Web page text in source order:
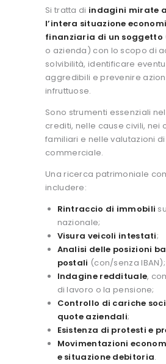
Si tratta di indagini mirate
l’intera situazione
finanziaria di un soggetto
o azienda) con lo scopo di
solvibilità, identificare
aggredibili e prevenire
infruttuose.
Sono strumenti essenziali
crediti, nelle cause civili, nei
familiari e nelle valutazioni
commerciale.
Una ricerca patrimoniale
includere:
Rintraccio di immobili
nazionale;
Visura veicoli intestati;
Analisi delle posizioni
postali (con/senza IBAN);
Indagine reddituale,
di lavoro o la pensione;
Controllo di cariche
quote aziendali;
Esistenza di protesti e
Movimentazioni
e situazione debitoria.